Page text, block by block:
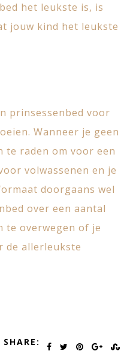
het leukste is, is
jouw kind het leukste
prinsessenbed voor
Wanneer je geen
te raden om voor een
volwassenen en je
doorgaans wel
over een aantal
te overwegen of je
de allerleukste
SHARE: